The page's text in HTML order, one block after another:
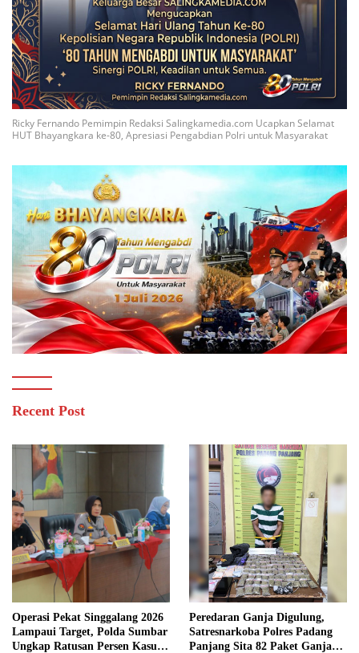
Ricky Fernando Pemimpin Redaksi Salingkamedia.com Ucapkan Selamat
HUT Bhayangkara ke-80, Apresiasi Pengabdian Polri untuk Masyarakat
Recent Post
Operasi Pekat Singgalang 2026
Lampaui Target, Polda Sumbar
Ungkap Ratusan Persen Kasus
Peredaran Ganja Digulung,
Satresnarkoba Polres Padang
Panjang Sita 82 Paket Ganja